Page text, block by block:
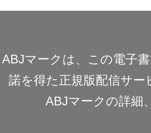
ABJマークは、この電子
諾を得た正規版配信サ
ABJマークの詳細